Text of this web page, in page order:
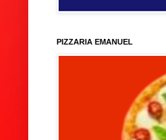
PIZZARIA EMANUEL